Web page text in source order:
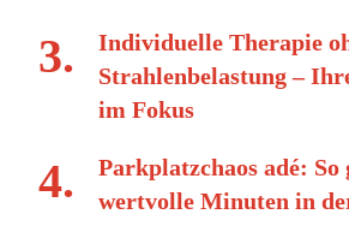
Individuelle Therapie
Strahlenbelastung –
im Fokus
Parkplatzchaos adé: So
wertvolle Minuten in